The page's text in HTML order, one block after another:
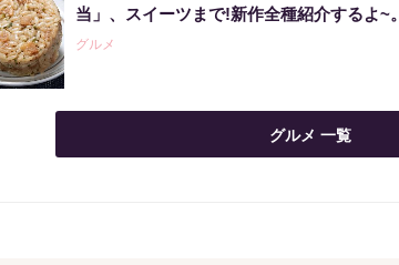
当」、スイーツまで!新作全種紹介するよ~。
グルメ
グルメ 一覧